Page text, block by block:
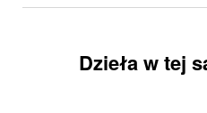
Dzieła w tej